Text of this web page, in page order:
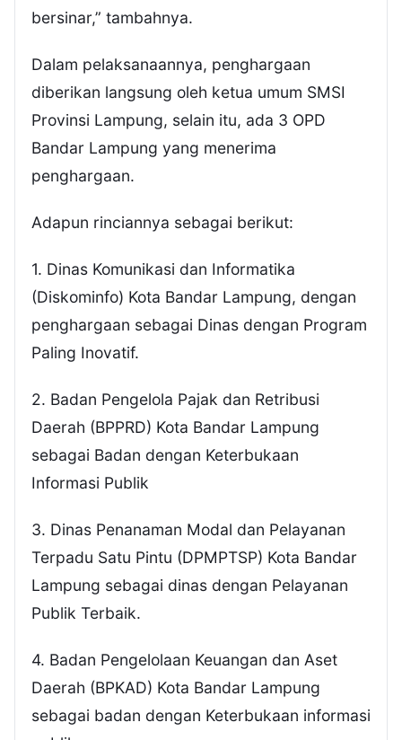
bersinar,” tambahnya.
Dalam pelaksanaannya, penghargaan
diberikan langsung oleh ketua umum SMSI
Provinsi Lampung, selain itu, ada 3 OPD
Bandar Lampung yang menerima
penghargaan.
Adapun rinciannya sebagai berikut:
1. Dinas Komunikasi dan Informatika
(Diskominfo) Kota Bandar Lampung, dengan
penghargaan sebagai Dinas dengan Program
Paling Inovatif.
2. Badan Pengelola Pajak dan Retribusi
Daerah (BPPRD) Kota Bandar Lampung
sebagai Badan dengan Keterbukaan
Informasi Publik
3. Dinas Penanaman Modal dan Pelayanan
Terpadu Satu Pintu (DPMPTSP) Kota Bandar
Lampung sebagai dinas dengan Pelayanan
Publik Terbaik.
4. Badan Pengelolaan Keuangan dan Aset
Daerah (BPKAD) Kota Bandar Lampung
sebagai badan dengan Keterbukaan informasi